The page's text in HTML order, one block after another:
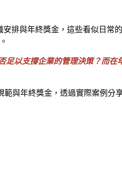
排與年終獎金，這些看似日常
足以支撐企業的管理決策？而在
與年終獎金，透過實際案例分